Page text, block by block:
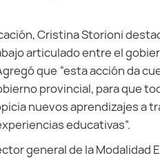
Cristina Storioni
articulado entre el
que “esta acción da
provincial, para que
nuevos aprendizajes a
educativas”.
general de la Modalidad